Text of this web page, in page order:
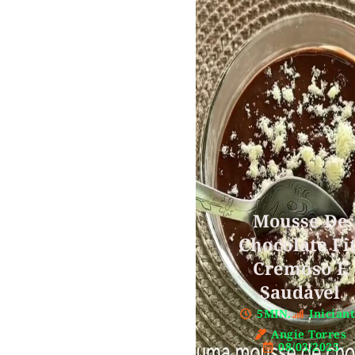
Mousse De
Chocolate
Cremoso E
Saudável
5MIN.
Angie Torres
08/03/2025